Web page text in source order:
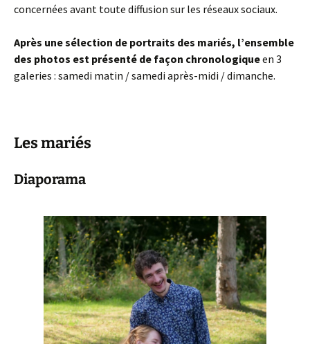
concernées avant toute diffusion sur les réseaux sociaux.
Après une sélection de portraits des mariés, l’ensemble
des photos est présenté de façon chronologiqueen 3
galeries : samedi matin / samedi après-midi / dimanche.
Les mariés
Diaporama